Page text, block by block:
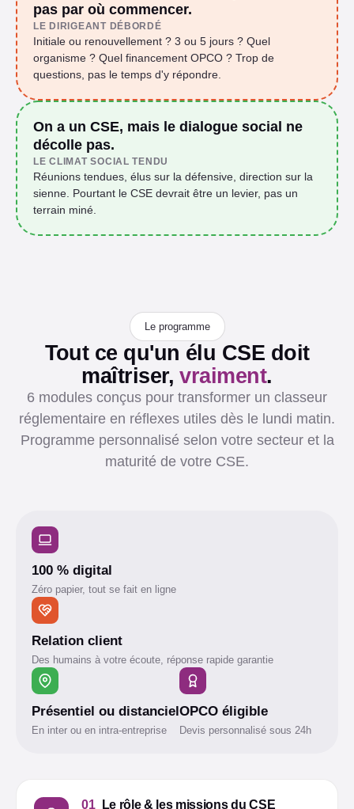
pas par où commencer.
LE DIRIGEANT DÉBORDÉ
Initiale ou renouvellement ? 3 ou 5 jours ? Quel
organisme ? Quel financement OPCO ? Trop de
questions, pas le temps d'y répondre.
On a un CSE, mais le dialogue social ne
décolle pas.
LE CLIMAT SOCIAL TENDU
Réunions tendues, élus sur la défensive, direction sur la
sienne. Pourtant le CSE devrait être un levier, pas un
terrain miné.
Le programme
Tout ce qu'un élu CSE doit
maîtriser,vraiment.
6 modules conçus pour transformer un classeur
réglementaire en réflexes utiles dès le lundi matin.
Programme personnalisé selon votre secteur et la
maturité de votre CSE.
100 % digital
Zéro papier, tout se fait en ligne
Relation client
Des humains à votre écoute, réponse rapide garantie
Présentiel ou distanciel
En inter ou en intra-entreprise
OPCO éligible
Devis personnalisé sous 24h
01 Le rôle & les missions du CSE